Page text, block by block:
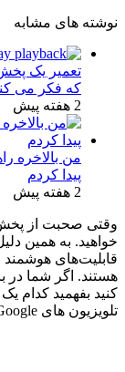
نوشته های مشابه
تعمیر یک
که فکر می
2 هفته پیش
پیدا کردم
2 هفته پیش
وقتی صحبت از پخش
خواهید. به همین
قابلیت‌های هوشمند
هستند. اگر شما در
تلویزیون های Google باید در بالای لیست توجه شما قرار گیرند.